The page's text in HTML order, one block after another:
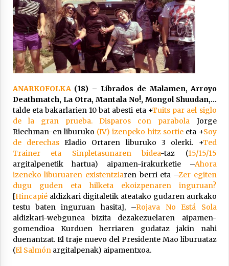
Berria egunkarian elkarrizketa
Arrosaren 20 urteez
Hala Bedi irratiko Hizpidea saioan
Arrosaren 20 urteez
2021/07/03
Zebrabidearen denboraldi amaiera
EHZtik
2021/07/01
ANARKOFOLKA(18) – Librados de Malamen, Arroyo
Deathmatch, La Otra, Mantala No!, Mongol Shuudan,…
talde eta bakarlarien 10 bat abesti eta +Tuits par ael siglo
de la gran prueba. Disparos con parabola Jorge
Riechman-en liburuko (IV) izenpeko hitz sortieeta +Soy
de derechasEladio Ortaren liburuko 3 olerki. +Ted
Trainer eta Sinpletasunaren bidea-taz (15/15/15
argitalpenetik hartua) aipamen-irakurketie –Ahora
izeneko liburuaren existentziaren berri eta –Zer egiten
dugu guden eta hilketa ekoizpenaren inguruan?
[Hincapiéaldizkari digitaletik ateatako gudaren aurkako
testu baten inguruan hasita], –Rojava No Está Sola
aldizkari-webgunea bizita dezakezuelaren aipamen-
gomendioa Kurduen herriaren gudataz jakin nahi
duenantzat. El traje nuevo del Presidente Mao liburuataz
(El Salmónargitalpenak) aipamentxoa.